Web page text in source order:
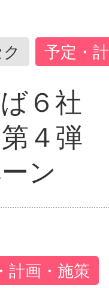
予定・
６社
４弾
ン
計画・施策